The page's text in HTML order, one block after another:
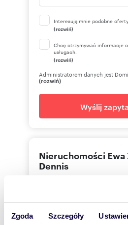
Zgoda Szczegóły
Interesują mnie podobne oferty
(rozwiń)
Chcę otrzymywać informacje
usługach.
(rozwiń)
Administratorem danych jest
(rozwiń)
Wyślij
Nieruchomości Ewa
Dennis
TomaszCisiński